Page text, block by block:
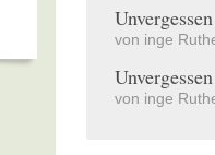
Unvergessen
von inge
Unvergessen
von inge